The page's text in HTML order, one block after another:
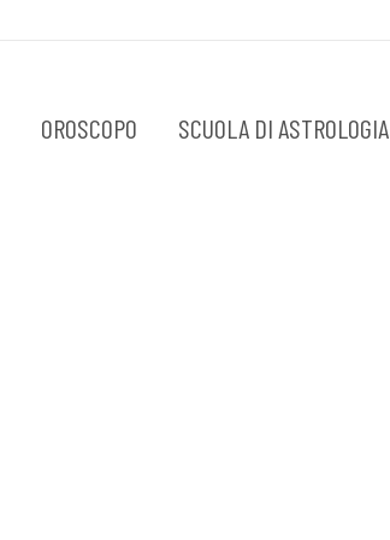
OROSCOPO SCUOLA DI ASTROLOGIA